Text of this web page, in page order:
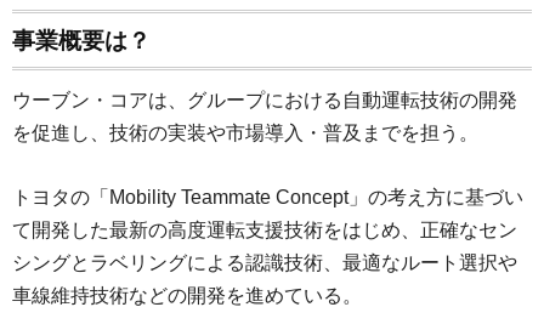
事業概要は？
ウーブン・コアは、グループにおける自動運転技術の開発
を促進し、技術の実装や市場導入・普及までを担う。
トヨタの「Mobility Teammate Concept」の考え方に基づい
て開発した最新の高度運転支援技術をはじめ、正確なセン
シングとラベリングによる認識技術、最適なルート選択や
車線維持技術などの開発を進めている。